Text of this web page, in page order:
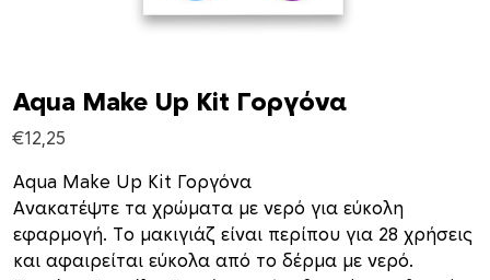
Aqua Make Up Kit Γοργόνα
€12,25
Aqua Make Up Kit Γοργόνα
Ανακατέψτε τα χρώματα με νερό για εύκολη
εφαρμογή. Το μακιγιάζ είναι περίπου για 28 χρήσεις
και αφαιρείται εύκολα από το δέρμα με νερό.